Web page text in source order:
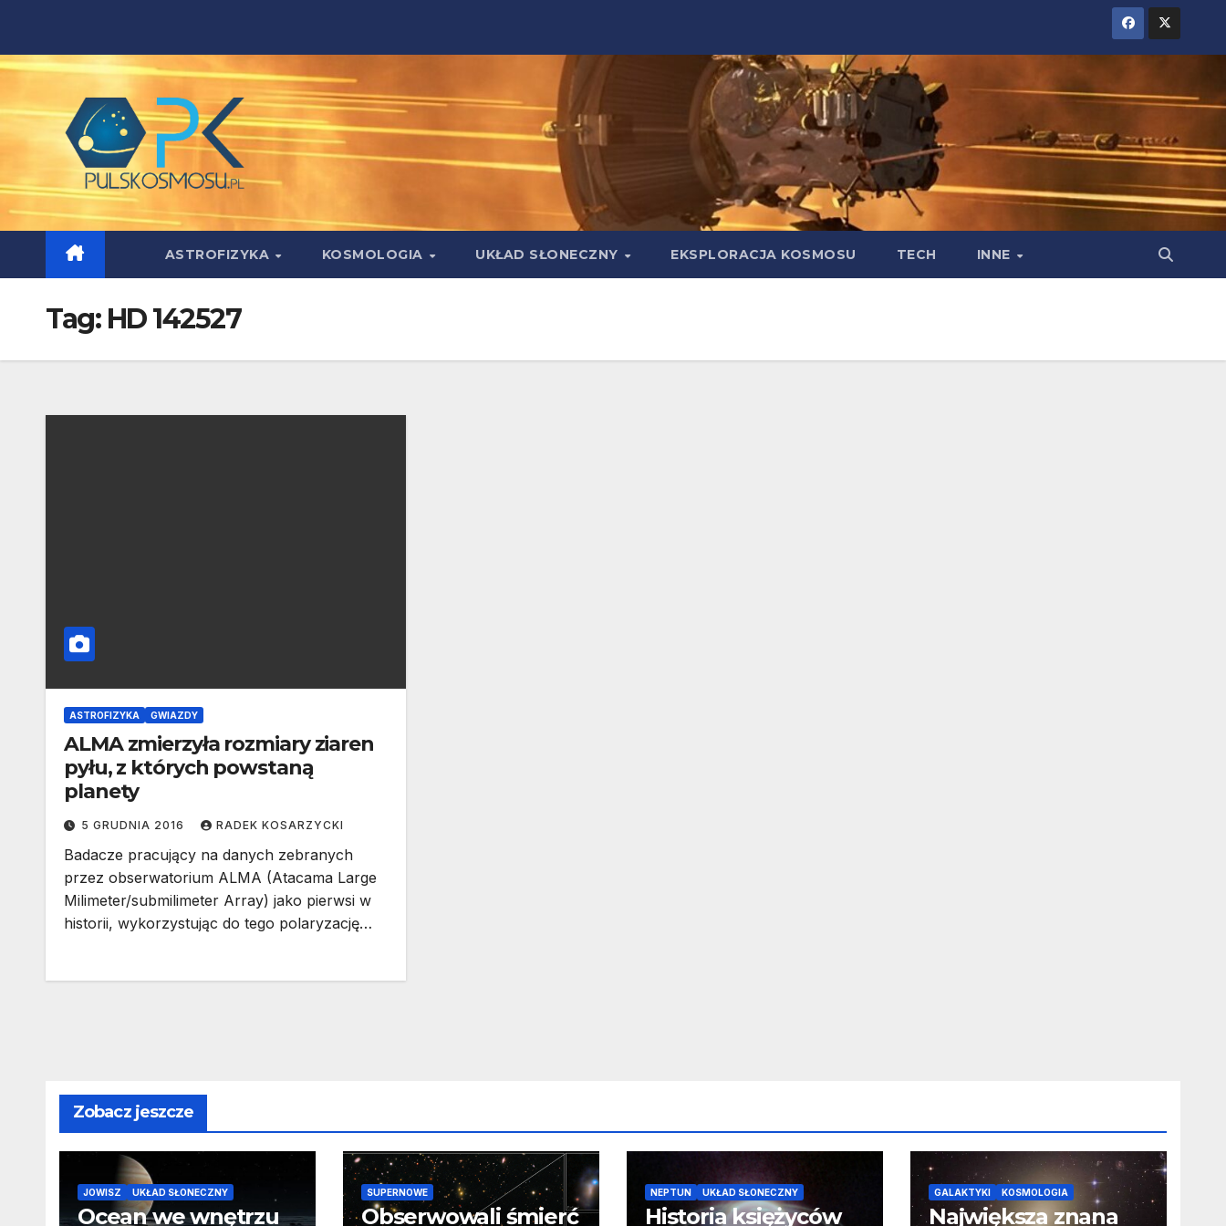
content
ASTROFIZYKA KOSMOLOGIA UKŁAD SŁONECZNY EKSPLORACJA KOSMOSU TECH INNE
Tag: HD 142527
ASTROFIZYKA GWIAZDY
ALMA zmierzyła rozmiary ziaren
pyłu, z których powstaną
planety
5 GRUDNIA 2016 RADEK KOSARZYCKI
Badacze pracujący na danych zebranych
przez obserwatorium ALMA (Atacama Large
Milimeter/submilimeter Array) jako pierwsi w
historii, wykorzystując do tego polaryzację…
Zobacz jeszcze
JOWISZ UKŁAD SŁONECZNY
Ocean we wnętrzu
SUPERNOWE
Obserwowali śmierć
NEPTUN UKŁAD SŁONECZNY
Historia księżyców
GALAKTYKI KOSMOLOGIA
Największa znana